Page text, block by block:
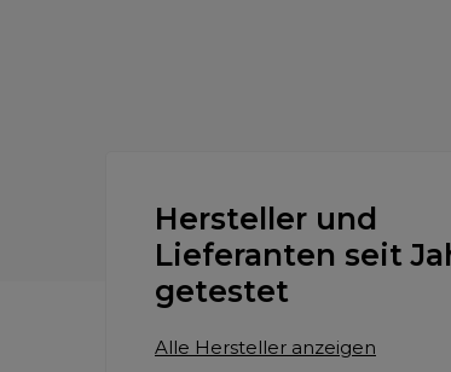
Hersteller und
Lieferanten seit
getestet
Alle Hersteller anzeigen